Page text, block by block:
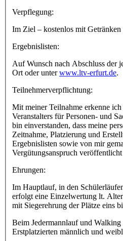
Verpflegung:
Im Ziel – kostenlos mit Getränken
Ergebnislisten:
Auf Wunsch nach Abschluss der
Ort oder unterwww.ltv-erfurt.de.
Teilnehmerverpflichtung:
Mit meiner Teilnahme erkenne
Veranstalters für Personen- und
bin einverstanden, dass meine
Zeitnahme, Platzierung und
Ergebnislisten sowie von mir
Vergütungsanspruch
Ehrungen:
Im Hauptlauf, in den
erfolgt eine Einzelwertung lt.
mit Siegerehrung der Plätze eins
Beim Jedermannlauf und
Erstplatzierten männlich und